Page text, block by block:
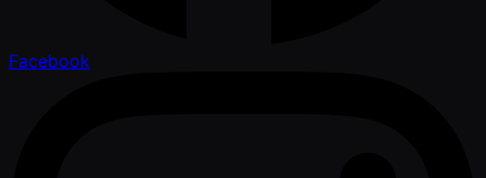
Facebook